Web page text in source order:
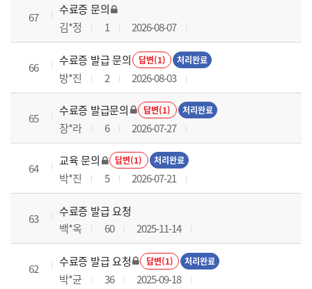
67
수료증 문의
김*정
1 2026-08-07
66
수료증 발급 문의 답변(1) 처리완료
방*진 2 2026-08-03
65
수료증 발급문의 답변(1) 처리완료
장*라 6 2026-07-27
64
교육 문의 답변(1) 처리완료
박*진 5 2026-07-21
63
수료증 발급 요청
백*옥
60 2025-11-14
62
수료증 발급 요청 답변(1) 처리완료
박*균 36 2025-09-18